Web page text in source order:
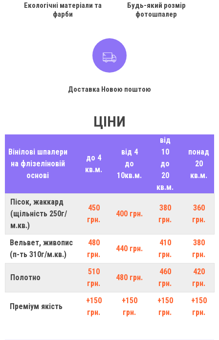
Екологічні матеріали та
фарби
Будь-який розмір
фотошпалер
Доставка Новою поштою
ЦІНИ
Вінілові шпалери
на флізеліновій
основі
до 4
кв.м.
від 4
до
10кв.м.
від
10
до
20
кв.м.
понад
20
кв.м.
Пісок, жаккард
(щільність 250г/
м.кв.)
450
грн.
400 грн.
380
грн.
360
грн.
Вельвет, живопис
(п-ть 310г/м.кв.)
480
грн.
440 грн.
410
грн.
380
грн.
Полотно
510
грн.
480 грн.
460
грн.
420
грн.
Преміум якість
+150
грн.
+150
грн.
+150
грн.
+150
грн.